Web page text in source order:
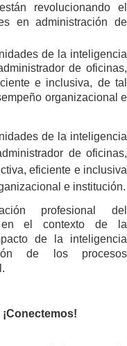
revolucionando el
en administración de
de la inteligencia
de oficinas,
e inclusiva, de tal
organizacional e
de la inteligencia
de oficinas,
eficiente e inclusiva
e institución.
profesional del
en el contexto de la
de la inteligencia
de los procesos